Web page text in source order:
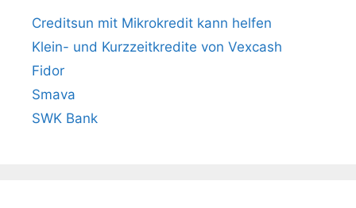
Creditsun mit Mikrokredit kann helfen
Klein- und Kurzzeitkredite von Vexcash
Fidor
Smava
SWK Bank